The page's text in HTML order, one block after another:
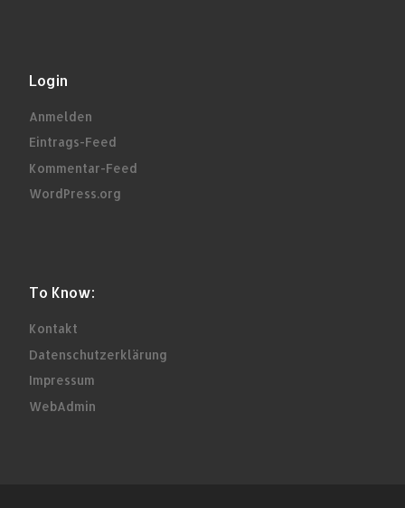
Login
Anmelden
Eintrags-Feed
Kommentar-Feed
WordPress.org
To Know:
Kontakt
Datenschutzerklärung
Impressum
WebAdmin